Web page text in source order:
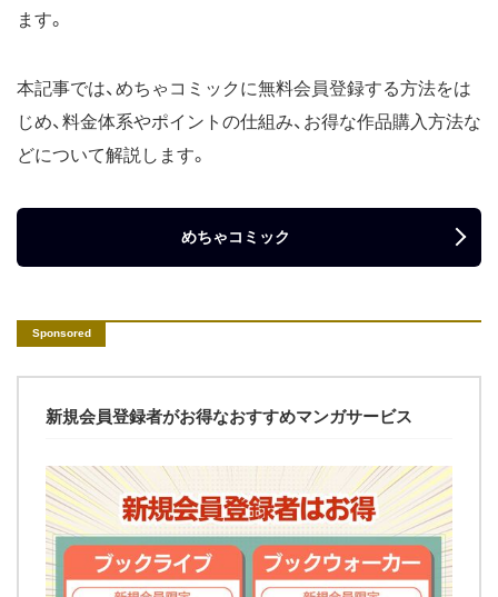
ます。
本記事では、めちゃコミックに無料会員登録する方法をは
じめ、料金体系やポイントの仕組み、お得な作品購入方法な
どについて解説します。
めちゃコミック
新規会員登録者がお得なおすすめマンガサービス